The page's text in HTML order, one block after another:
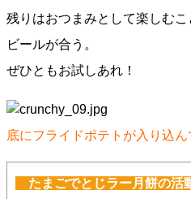
残りはおつまみとして楽しむ
ビールが合う。
ぜひともお試しあれ！
底にフライドポテトが入り込ん
たまごでとじラー月餅の活